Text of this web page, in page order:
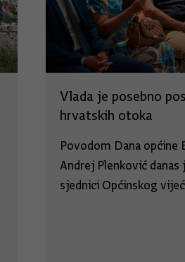
Vlada je posebno
hrvatskih otoka
Povodom Dana općine
Andrej Plenković
sjednici Općinskog